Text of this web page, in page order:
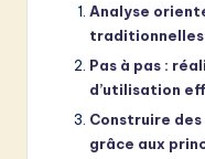
Analyse
traditionnelles
Pas à pas :
d’utilisation
Construire
grâce aux